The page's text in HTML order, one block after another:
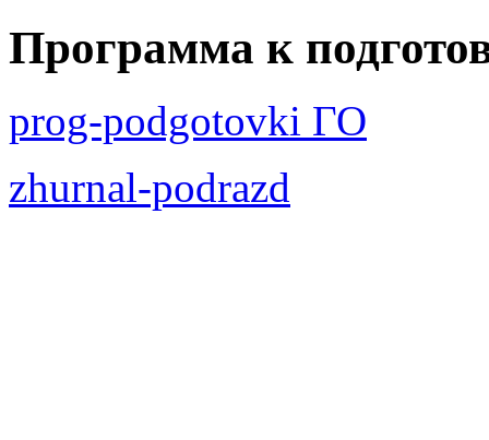
Программа к
prog-podgotovki ГО
zhurnal-podrazd